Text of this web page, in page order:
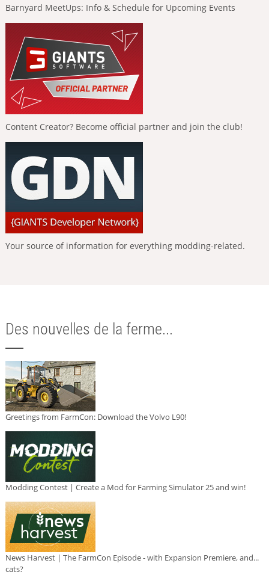
Barnyard MeetUps: Info & Schedule for Upcoming Events
Content Creator? Become official partner and join the club!
Your source of information for everything modding-related.
Des nouvelles de la ferme...
Greetings from FarmCon: Download the Volvo L90!
Modding Contest | Create a Mod for Farming Simulator 25 and win!
News Harvest | The FarmCon Episode - with Expansion Premiere, and...
cats?